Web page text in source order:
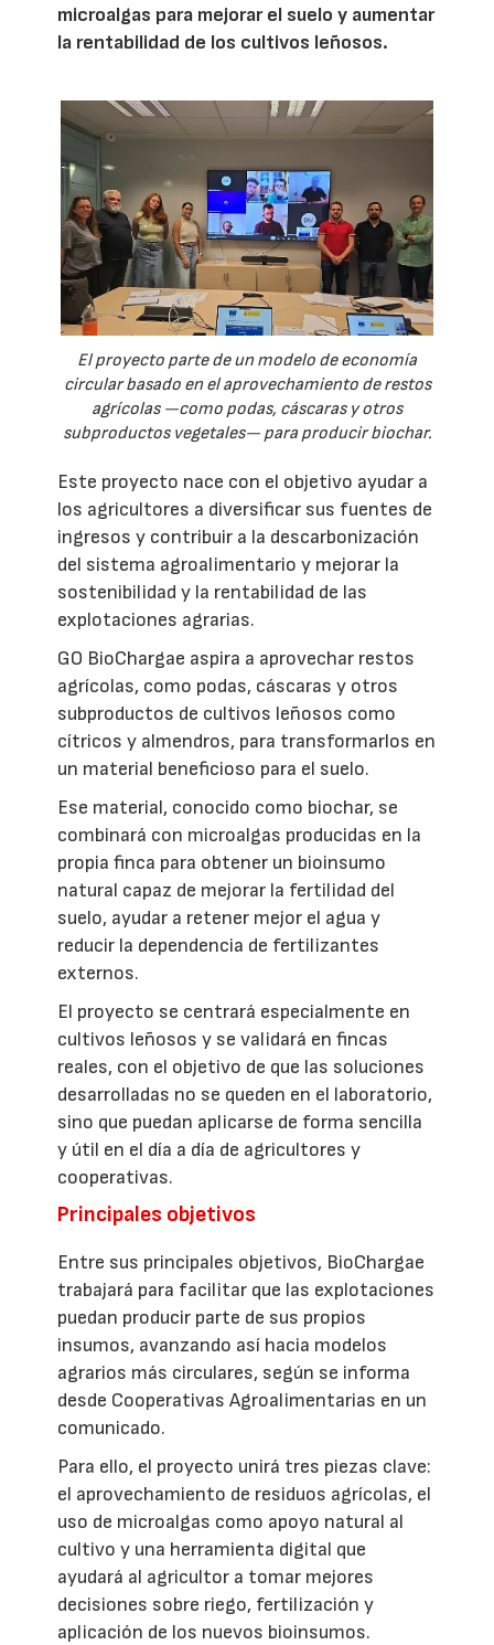
microalgas para mejorar el suelo y aumentar
la rentabilidad de los cultivos leñosos.
El proyecto parte de un modelo de economía
circular basado en el aprovechamiento de restos
agrícolas —como podas, cáscaras y otros
subproductos vegetales— para producir biochar.
Este proyecto nace con el objetivo ayudar a
los agricultores a diversificar sus fuentes de
ingresos y contribuir a la descarbonización
del sistema agroalimentario y mejorar la
sostenibilidad y la rentabilidad de las
explotaciones agrarias.
GO BioChargae aspira a aprovechar restos
agrícolas, como podas, cáscaras y otros
subproductos de cultivos leñosos como
cítricos y almendros, para transformarlos en
un material beneficioso para el suelo.
Ese material, conocido como biochar, se
combinará con microalgas producidas en la
propia finca para obtener un bioinsumo
natural capaz de mejorar la fertilidad del
suelo, ayudar a retener mejor el agua y
reducir la dependencia de fertilizantes
externos.
El proyecto se centrará especialmente en
cultivos leñosos y se validará en fincas
reales, con el objetivo de que las soluciones
desarrolladas no se queden en el laboratorio,
sino que puedan aplicarse de forma sencilla
y útil en el día a día de agricultores y
cooperativas.
Principales objetivos
Entre sus principales objetivos, BioChargae
trabajará para facilitar que las explotaciones
puedan producir parte de sus propios
insumos, avanzando así hacia modelos
agrarios más circulares, según se informa
desde Cooperativas Agroalimentarias en un
comunicado.
Para ello, el proyecto unirá tres piezas clave:
el aprovechamiento de residuos agrícolas, el
uso de microalgas como apoyo natural al
cultivo y una herramienta digital que
ayudará al agricultor a tomar mejores
decisiones sobre riego, fertilización y
aplicación de los nuevos bioinsumos.